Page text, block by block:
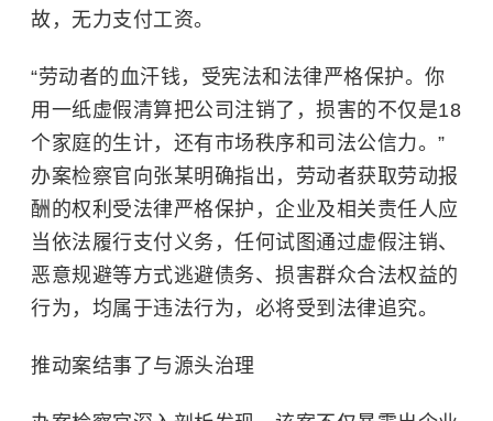
故，无力支付工资。
“劳动者的血汗钱，受宪法和法律严格保护。你
用一纸虚假清算把公司注销了，损害的不仅是18
个家庭的生计，还有市场秩序和司法公信力。”
办案检察官向张某明确指出，劳动者获取劳动报
酬的权利受法律严格保护，企业及相关责任人应
当依法履行支付义务，任何试图通过虚假注销、
恶意规避等方式逃避债务、损害群众合法权益的
行为，均属于违法行为，必将受到法律追究。
推动案结事了与源头治理